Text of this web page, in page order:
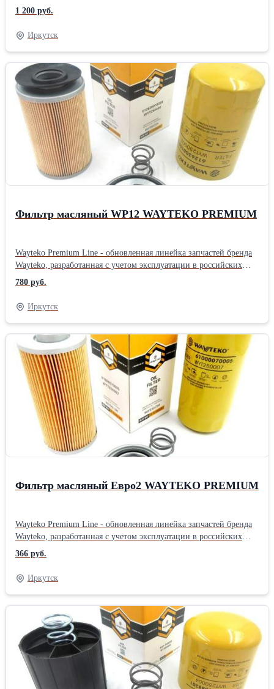
условиях. Все запчасти произведены в Китае на предприятиях с
современным оборудованием, дополнительным контролем
качества. В каждой упаковке есть сертификат качества. Все
предприятия, выпускающие Wayteko Premium Line прошли
сертификацию по стандарту ISO 9001. Особенности и
преимущества линейки Wayteko Premium: Wayteko Premium Line
разработаны для российских условий эксплуатации:и низких
температур Выгодная цена обеспечивается дотацией
производителя, чтобы большее количество потребителей могло
самостоятельно протестировать запчасти При производстве
используется только импортное высококачественное сырье На
производстве осуществляется дополнительный контроль качества
Новая прочная упаковка гарантирует отсутствие повреждений
при транспортировке и хранении запчастей На все запчасти
распространяется гарантия в соответствии с
законодательствомПроизводитель: Wayteko Тип техники:
1 200 руб.
Иркутск
Фильтр масляный WP12 WAYTEKO PREMIUM
Wayteko Premium Line - обновленная линейка запчастей бренда
Wayteko, разработанная с учетом эксплуатации в российских
условиях. Все запчасти произведены в Китае на предприятиях с
современным оборудованием, дополнительным контролем
качества. В каждой упаковке есть сертификат качества. Все
предприятия, выпускающие Wayteko Premium Line прошли
сертификацию по стандарту ISO 9001. Особенности и
преимущества линейки Wayteko Premium: Wayteko Premium Line
разработаны для российских условий эксплуатации:и низких
температур Выгодная цена обеспечивается дотацией
производителя, чтобы большее количество потребителей могло
самостоятельно протестировать запчасти При производстве
используется только импортное высококачественное сырье На
производстве осуществляется дополнительный контроль качества
Новая прочная упаковка гарантирует отсутствие повреждений
при транспортировке и хранении запчастей На все запчасти
распространяется гарантия в соответствии с
законодательствомПроизводитель: Wayteko Тип техники:
780 руб.
Иркутск
Фильтр масляный Евро2 WAYTEKO PREMIUM
Wayteko Premium Line - обновленная линейка запчастей бренда
Wayteko, разработанная с учетом эксплуатации в российских
условиях. Все запчасти произведены в Китае на предприятиях с
современным оборудованием, дополнительным контролем
качества. В каждой упаковке есть сертификат качества. Все
предприятия, выпускающие Wayteko Premium Line прошли
сертификацию по стандарту ISO 9001. Особенности и
преимущества линейки Wayteko Premium: Wayteko Premium Line
разработаны для российских условий эксплуатации:и низких
температур Выгодная цена обеспечивается дотацией
производителя, чтобы большее количество потребителей могло
самостоятельно протестировать запчасти При производстве
используется только импортное высококачественное сырье На
производстве осуществляется дополнительный контроль качества
366 руб.
Иркутск